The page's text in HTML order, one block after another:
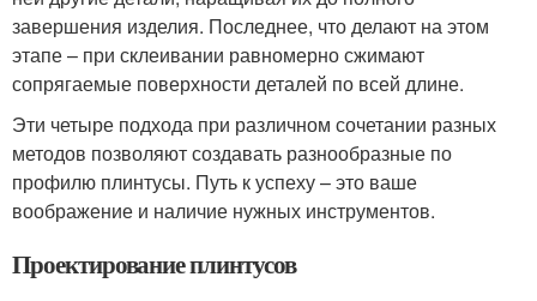
завершения изделия. Последнее, что делают на этом
этапе – при склеивании равномерно сжимают
сопрягаемые поверхности деталей по всей длине.
Эти четыре подхода при различном сочетании разных
методов позволяют создавать разнообразные по
профилю плинтусы. Путь к успеху – это ваше
воображение и наличие нужных инструментов.
Проектирование плинтусов